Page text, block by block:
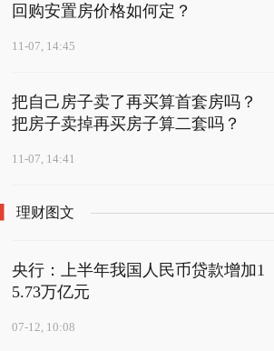
回购安置房价格如何定？
11-07, 14:45
把自己房子卖了再买算首套房吗？
把房子卖掉再买房子算二套吗？
11-07, 14:41
理财图文
央行：上半年我国人民币贷款增加1
5.73万亿元
07-12, 10:08